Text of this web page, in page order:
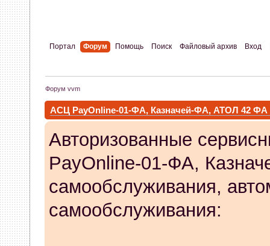
Портал Форум Помощь Поиск Файловый архив Вход
Форум vvm
АСЦ PayOnline-01-ФА, Казначей-ФА, АТОЛ 42 ФА
Авторизованные
PayOnline-01-ФА,
самообслуживания,
самообслуживания: